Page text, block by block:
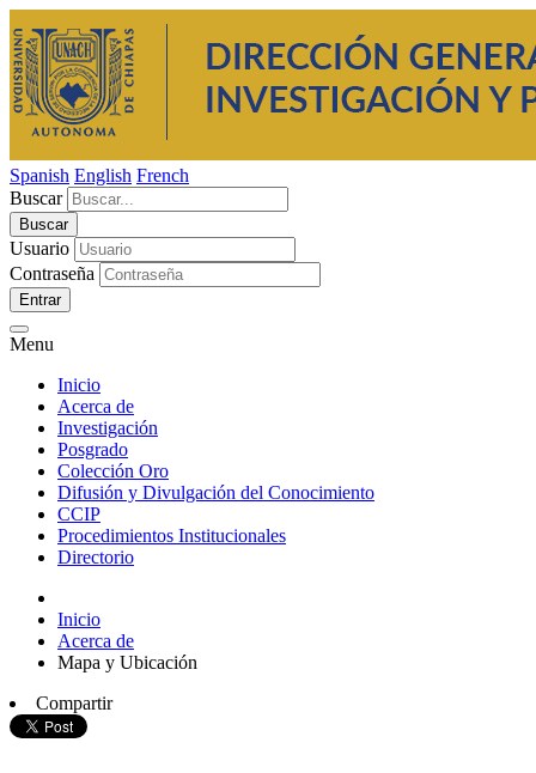
Spanish English French
Buscar
Usuario
Contraseña
Entrar
Menu
Inicio
Acerca de
Investigación
Posgrado
Colección Oro
Difusión y Divulgación del Conocimiento
CCIP
Procedimientos Institucionales
Directorio
Inicio
Acerca de
Mapa y Ubicación
Compartir